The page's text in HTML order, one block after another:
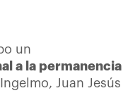
un
a la permanencia
Juan Jesús